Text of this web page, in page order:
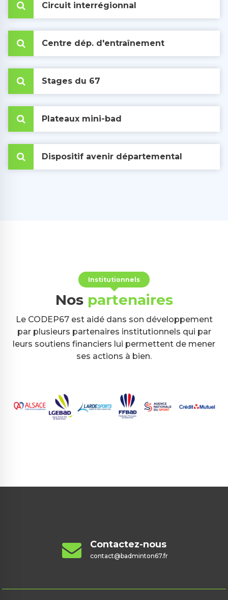
Circuit interrégionnal
Centre dép. d'entraînement
Stages du 67
Plateaux mini-bad
Dispositif avenir départemental
Institutionnels
Nos partenaires
Le CODEP67 est aidé dans son développement
par plusieurs partenaires institutionnels qui par
leurs soutiens financiers lui permettent de mener
ses actions à bien.
Contactez-nous
contact@badminton67.fr